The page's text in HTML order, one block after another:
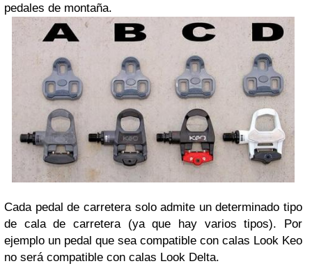
pedales de montaña.
Cada pedal de carretera solo admite un determinado tipo
de cala de carretera (ya que hay varios tipos). Por
ejemplo un pedal que sea compatible con calas Look Keo
no será compatible con calas Look Delta.